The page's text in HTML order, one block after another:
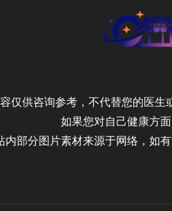
仅供咨询参考，不代替您的医
如果您对自己健康方
内部分图片素材来源于网络，如